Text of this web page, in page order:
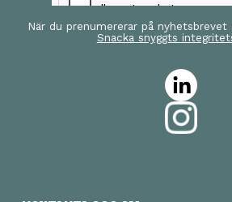
När du prenumererar på nyhetsbrevet
Snacka snyggts